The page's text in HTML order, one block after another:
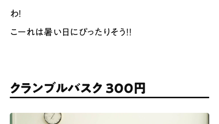
わ！
こーれは暑い日にぴったりそう！！
クランブルバスク 300円